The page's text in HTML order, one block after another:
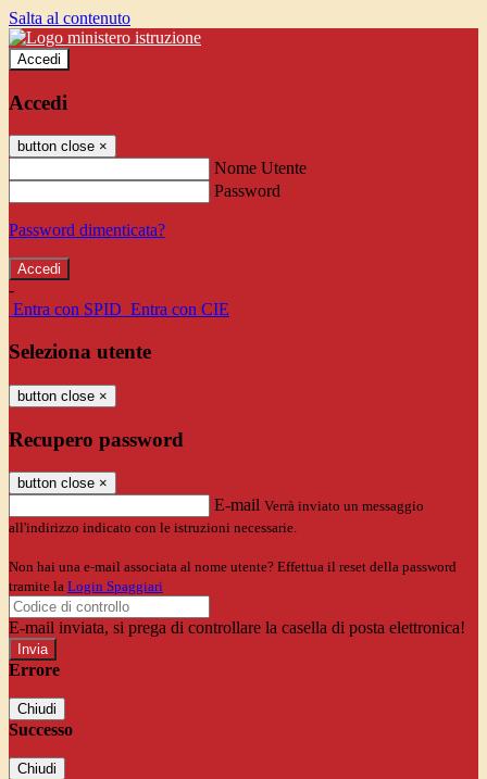
Salta al contenuto
Accedi
Accedi
button close ×
Nome Utente
Password
Password dimenticata?
-
Entra con SPID Entra con CIE
Seleziona utente
button close ×
Recupero password
button close ×
E-mail Verrà inviato un messaggio
all'indirizzo indicato con le istruzioni necessarie.
Non hai una e-mail associata al nome utente? Effettua il reset della password
tramite la Login Spaggiari
E-mail inviata, si prega di controllare la casella di posta elettronica!
Errore
Chiudi
Successo
Chiudi